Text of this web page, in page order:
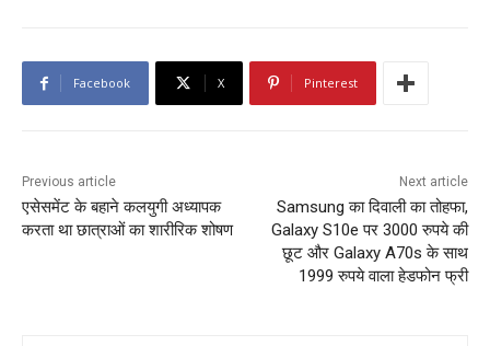
Facebook X Pinterest
Previous article
एसेसमेंट के बहाने कलयुगी अध्यापक
करता था छात्राओं का शारीरिक शोषण
Next article
Samsung का दिवाली का तोहफा,
Galaxy S10e पर 3000 रुपये की
छूट और Galaxy A70s के साथ
1999 रुपये वाला हेडफोन फ्री